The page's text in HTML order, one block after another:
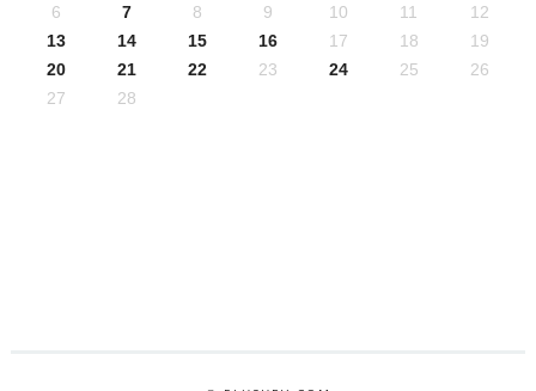
6
7 8 9 10 11
12
13
14 15 16 17 18
19
20
21 22 23 24 25
26
27
28